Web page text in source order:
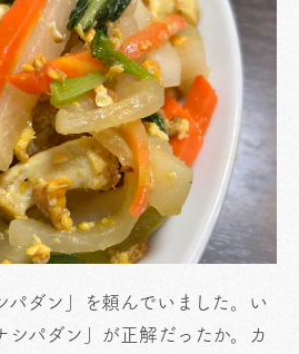
パダン」を頼んでいました。い
シパダン」が正解だったか。カ